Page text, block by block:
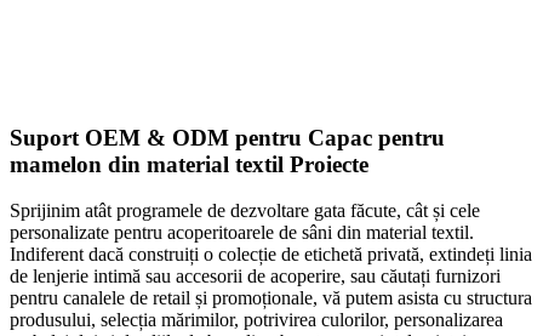
Suport OEM & ODM pentru Capac pentru
mamelon din material textil Proiecte
Sprijinim atât programele de dezvoltare gata făcute, cât și cele
personalizate pentru acoperitoarele de sâni din material textil.
Indiferent dacă construiți o colecție de etichetă privată, extindeți linia
de lenjerie intimă sau accesorii de acoperire, sau căutați furnizori
pentru canalele de retail și promoționale, vă putem asista cu structura
produsului, selecția mărimilor, potrivirea culorilor, personalizarea